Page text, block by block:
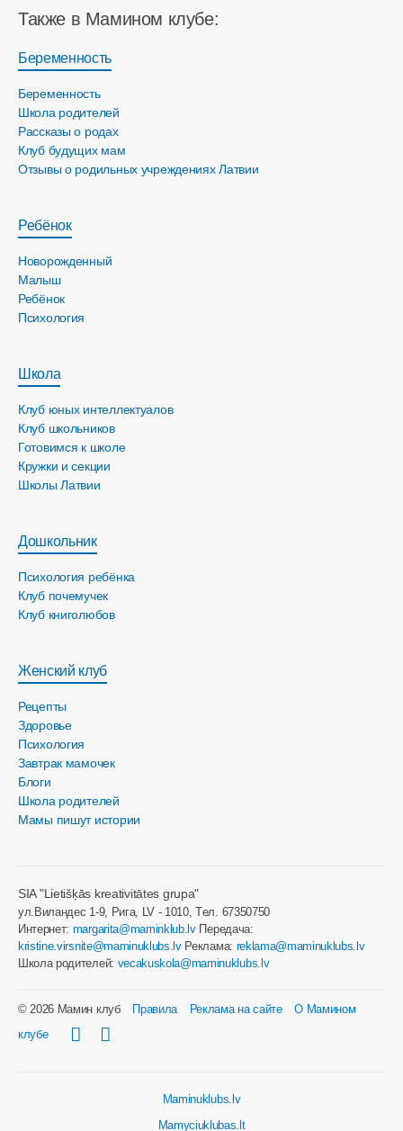
Также в Мамином клубе:
Беременность
Беременность
Школа родителей
Рассказы о родах
Клуб будущих мам
Отзывы о родильных учреждениях Латвии
Ребёнок
Новорожденный
Малыш
Ребёнок
Психология
Школа
Клуб юных интеллектуалов
Клуб школьников
Готовимся к школе
Кружки и секции
Школы Латвии
Дошкольник
Психология ребёнка
Клуб почемучек
Клуб книголюбов
Женский клуб
Рецепты
Здоровье
Психология
Завтрак мамочек
Блоги
Школа родителей
Мамы пишут истории
SIA "Lietišķās kreativitātes grupa"
ул.Виландес 1-9, Рига, LV - 1010, Tел. 67350750
Интернет: margarita@maminklub.lvПередача:
kristine.virsnite@maminuklubs.lvРеклама: reklama@maminuklubs.lv
Школа родителей: vecakuskola@maminuklubs.lv
© 2026 Мамин клуб Правила Реклама на сайте
О Мамином
клубе
Maminuklubs.lv
Mamyciuklubas.lt